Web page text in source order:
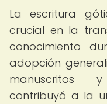
La escritura
crucial en la
conocimiento
adopción
manuscritos
contribuyó a la